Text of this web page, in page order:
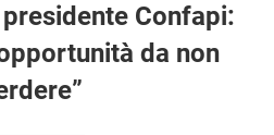
Confapi:
da non